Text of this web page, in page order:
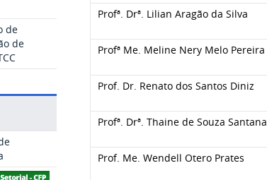
de
de
Profª. Drª. Lilian Aragão da Silva
Profª Me. Meline Nery Melo Pereira
Prof. Dr. Renato dos Santos Diniz
Profª. Drª. Thaine de Souza Santana
Prof. Me. Wendell Otero Prates